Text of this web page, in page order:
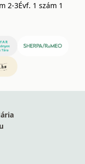
2-3Évf. 1 szám 1